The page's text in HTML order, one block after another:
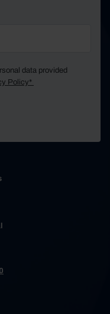
data provided
Policy*